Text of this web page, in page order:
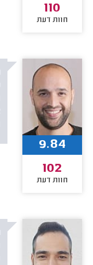
110
חוות דעת
9.84
102
חוות דעת